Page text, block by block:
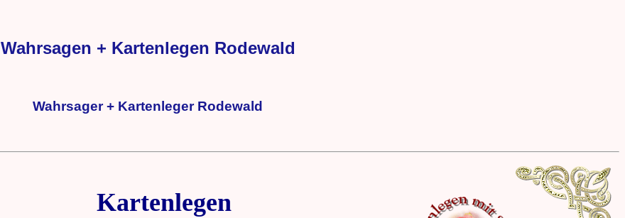
Wahrsagen + Kartenlegen Rodewald
Wahrsager + Kartenleger Rodewald
Kartenlegen